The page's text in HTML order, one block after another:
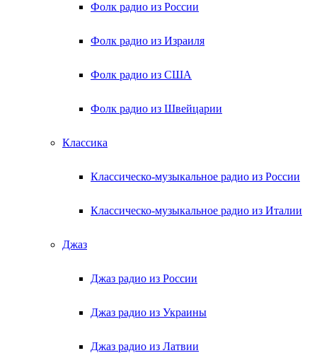
Фолк радио из России
Фолк радио из Израиля
Фолк радио из США
Фолк радио из Швейцарии
Классика
Классическо-музыкальное радио из России
Классическо-музыкальное радио из Италии
Джаз
Джаз радио из России
Джаз радио из Украины
Джаз радио из Латвии